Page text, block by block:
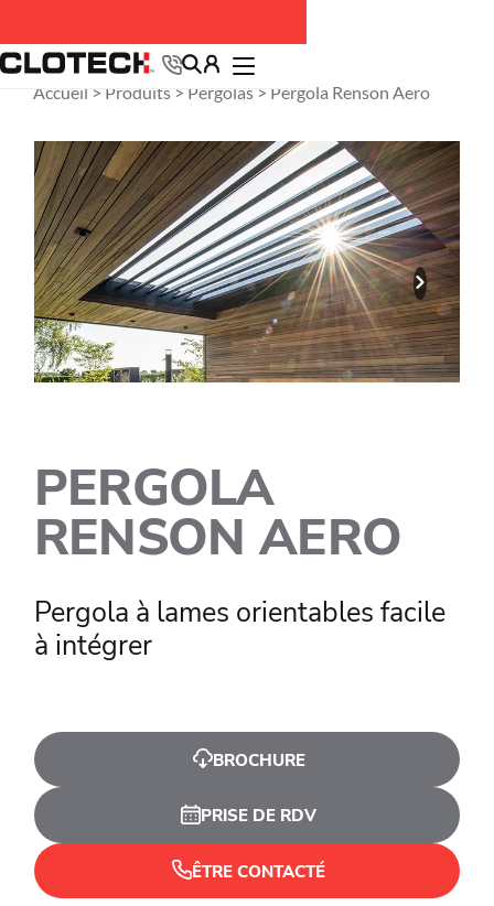
Accueil > Produits> Pergolas> Pergola Renson Aero
PERGOLA
RENSON AERO
Pergola à lames orientables facile
à intégrer
BROCHURE
PRISE DE RDV
ÊTRE CONTACTÉ